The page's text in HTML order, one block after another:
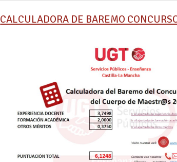
CALCULADORA DE BAREMO